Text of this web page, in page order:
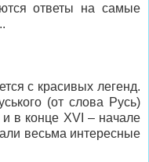
ответы на самые
с красивых легенд.
(от слова Русь)
и в конце XVI – начале
весьма интересные